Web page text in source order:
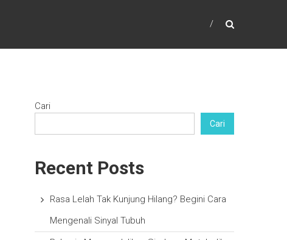
Cari
Cari
Recent Posts
Rasa Lelah Tak Kunjung Hilang? Begini Cara
Mengenali Sinyal Tubuh